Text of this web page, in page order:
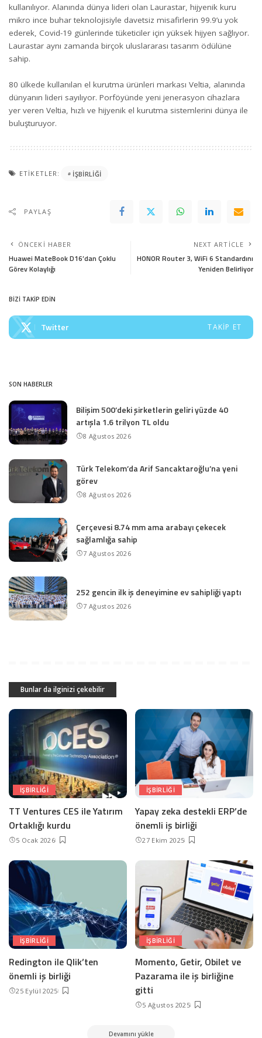
kullanılıyor. Alanında dünya lideri olan Laurastar, hijyenik kuru
mikro ince buhar teknolojisiyle davetsiz misafirlerin 99.9’u yok
ederek, Covid-19 günlerinde tüketiciler için yüksek hijyen sağlıyor.
Laurastar aynı zamanda birçok uluslararası tasarım ödülüne
sahip.
80 ülkede kullanılan el kurutma ürünleri markası Veltia, alanında
dünyanın lideri sayılıyor. Porföyünde yeni jenerasyon cihazlara
yer veren Veltia, hızlı ve hijyenik el kurutma sistemlerini dünya ile
buluşturuyor.
ETIKETLER: IŞBIRLIĞI
PAYLAŞ
ÖNCEKI HABER
Huawei MateBook D16’dan Çoklu
Görev Kolaylığı
NEXT ARTICLE
HONOR Router 3, WiFi 6 Standardını
Yeniden Belirliyor
BİZİ TAKİP EDİN
Twitter TAKIP ET
SON HABERLER
Bilişim 500’deki şirketlerin geliri yüzde 40
artışla 1.6 trilyon TL oldu
8 Ağustos 2026
Türk Telekom’da Arif Sancaktaroğlu’na yeni
görev
8 Ağustos 2026
Çerçevesi 8.74 mm ama arabayı çekecek
sağlamlığa sahip
7 Ağustos 2026
252 gencin ilk iş deneyimine ev sahipliği yaptı
7 Ağustos 2026
Bunlar da ilginizi çekebilir
IŞBIRLIĞI
TT Ventures CES ile Yatırım
Ortaklığı kurdu
5 Ocak 2026
IŞBIRLIĞI
Yapay zeka destekli ERP’de
önemli iş birliği
27 Ekim 2025
IŞBIRLIĞI
Redington ile Qlik’ten
önemli iş birliği
25 Eylül 2025
IŞBIRLIĞI
Momento, Getir, Obilet ve
Pazarama ile iş birliğine
gitti
5 Ağustos 2025
Devamını yükle